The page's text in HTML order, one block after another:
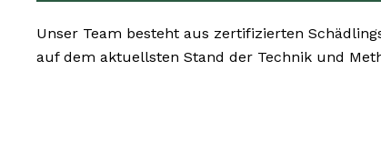
Unser Team besteht aus zertifizierten
auf dem aktuellsten Stand der Technik und